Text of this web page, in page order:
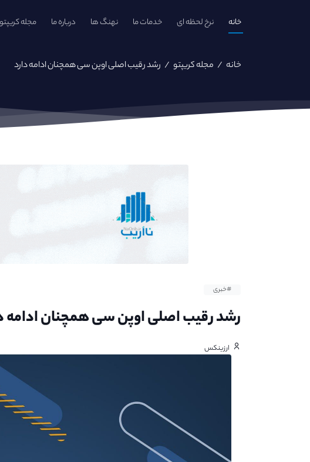
خانه نرخ لحظه ای خدمات ما نهنگ ها درباره ما مجله کریپتو
خانه / مجله کریپتو / رشد رقیب اصلی اوپن سی همچنان ادامه دارد
#خبری
رشد رقیب اصلی اوپن سی همچنان ادامه
ارزینکس